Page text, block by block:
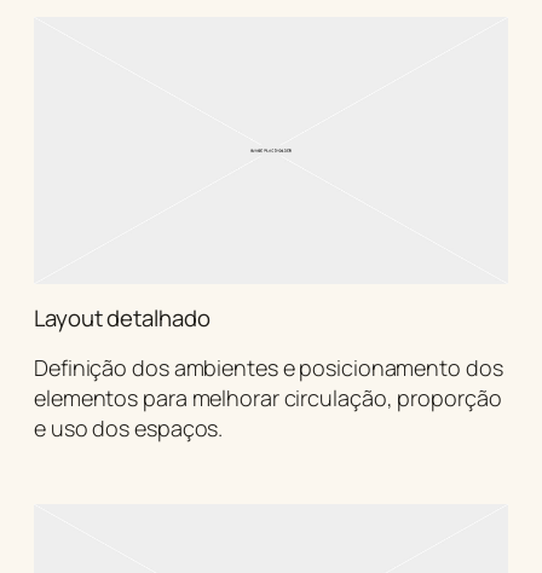
Layout detalhado
Definição dos ambientes e posicionamento dos
elementos para melhorar circulação, proporção
e uso dos espaços.